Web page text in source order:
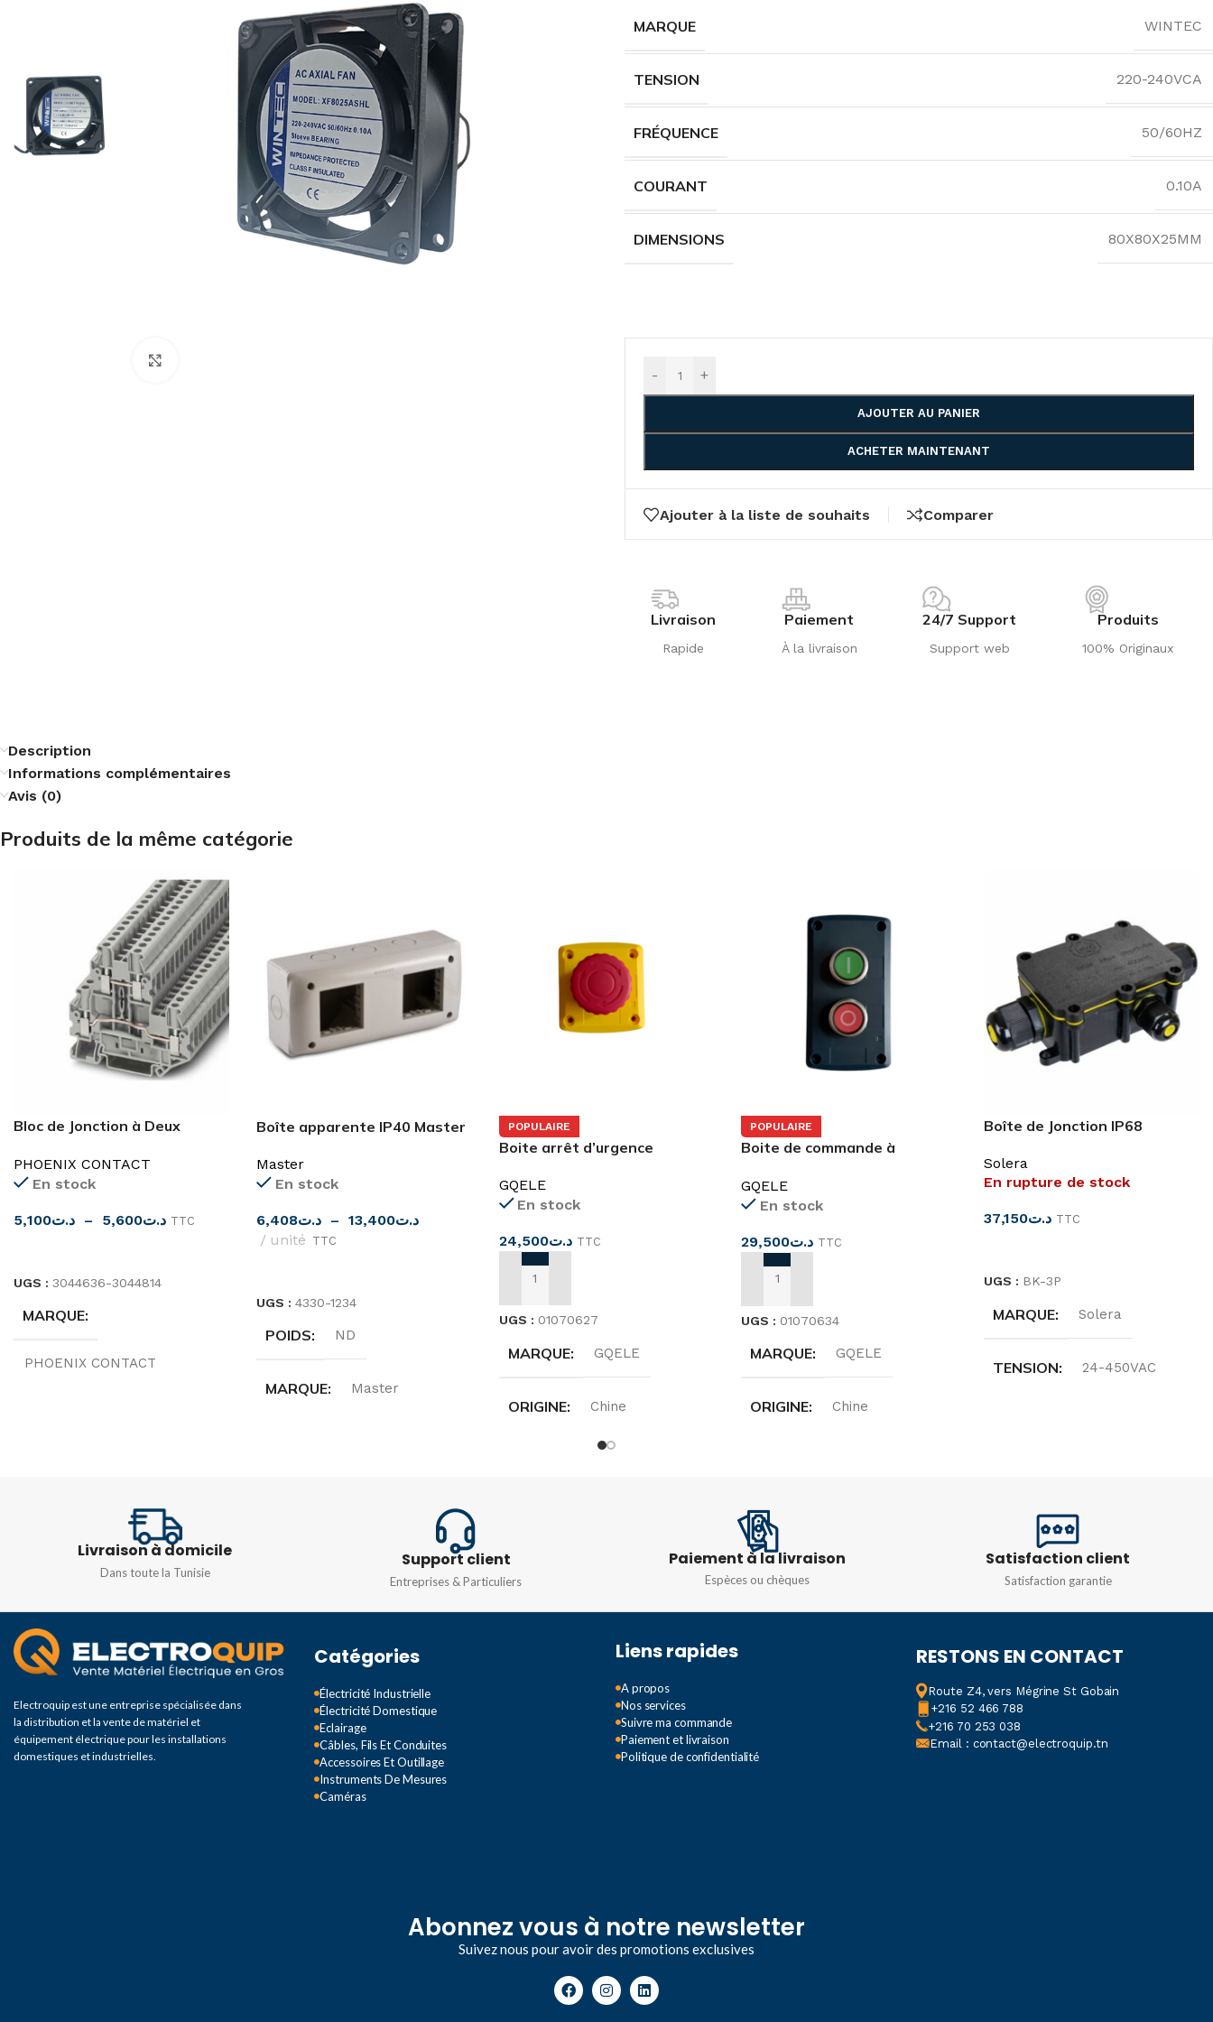
MARQUE WINTEC
TENSION 220-240VCA
FRÉQUENCE 50/60HZ
COURANT 0.10A
DIMENSIONS 80X80X25MM
- +
AJOUTER AU PANIER
ACHETER MAINTENANT
Ajouter à la liste de souhaits Comparer
Livraison
Rapide
Paiement
À la livraison
24/7 Support
Support web
Produits
100% Originaux
Description
Informations complémentaires
Avis (0)
Produits de la même catégorie
Bloc de Jonction à Deux
PHOENIX CONTACT
En stock
د.ت5,100 – د.ت5,600 TTC
UGS : 3044636-3044814
MARQUE
PHOENIX CONTACT
UTTB 2,5, UTTB 4
Boîte apparente IP40 Master
Master
En stock
د.ت6,408 – د.ت13,400
unité TTC
UGS : 4330-1234
POIDS ND
MARQUE Master
1 module
modules,4 modules
COULEUR RAL 7035
POPULAIRE
Boite arrêt d’urgence
GQELE
En stock
د.ت24,500 TTC
AJOUTER AU PANIER
UGS : 01070627
MARQUE GQELE
ORIGINE Chine
POPULAIRE
Boite de commande à
Marche/Arrêt
GQELE
En stock
د.ت29,500 TTC
AJOUTER AU PANIER
UGS : 01070634
MARQUE GQELE
ORIGINE Chine
AC400V/DC220V
FRÉQUENCE
Boîte de Jonction IP68
Solera
En rupture de stock
د.ت37,150 TTC
UGS : BK-3P
MARQUE Solera
TENSION 24-450VAC
Livraison à domicile
Dans toute la Tunisie
Support client
Entreprises & Particuliers
Paiement à la livraison
Espèces ou chèques
Satisfaction client
Satisfaction garantie
Electroquip est une entreprise spécialisée dans
la distribution et la vente de matériel et
équipement électrique pour les installations
domestiques et industrielles.
Catégories
Électricité Industrielle
Électricité Domestique
Eclairage
Câbles, Fils Et Conduites
Accessoires Et Outillage
Instruments De Mesures
Caméras
Liens rapides
A propos
Nos services
Suivre ma commande
Paiement et livraison
Politique de confidentialité
RESTONS EN CONTACT
Route Z4, vers Mégrine St Gobain
+216 52 466 788
+216 70 253 038
Email : contact@electroquip.tn
Abonnez vous à notre newsletter
Suivez nous pour avoir des promotions exclusives